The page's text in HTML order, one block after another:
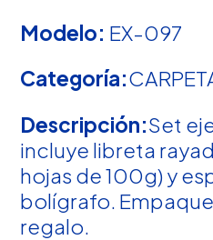
Modelo: EX-097
Categoría:
Descripción:Set
incluye libreta
hojas de 100g) y
bolígrafo.
regalo.